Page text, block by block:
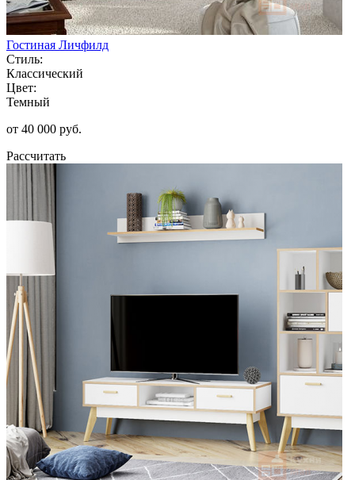
Гостиная Личфилд
Стиль:
Классический
Цвет:
Темный
от 40 000 руб.
Рассчитать